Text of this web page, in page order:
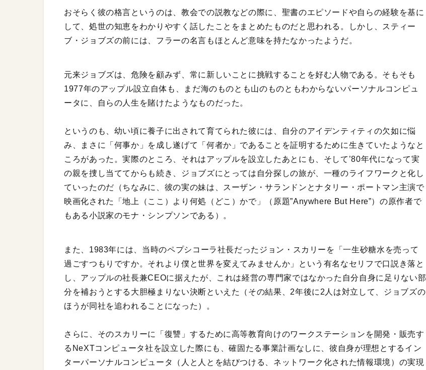
おそらく彼の格言というのは、教会での説教などの際に、聖書のエピソードや自らの経験を基に
して、処世の知恵をわかりやすく話したことをまとめたものだと思われる。しかし、スティー
ブ・ジョブズの前には、フラーの名言もほとんど意味を持たなかったようだ。
元来ジョブズは、危険を顧みず、常に新しいことに挑戦することを好む人物である。そもそも
1977年のアップル設立自体も、まだ海のものとも山のものともわからないパーソナルコンピュ
ータに、自らの人生を賭けたようなものだった。
というのも、幼い頃に養子に出されて育てられた彼には、自分のアイデンティティの欠如に悩
み、まさに「何事か」を成し遂げて「何者か」であることを証明するために生きていたようなと
ころがあった。実際のところ、それはアップルを設立したあとにも、そして’80年代になって実
の親を捜し当ててからも続き、ジョブズにとっては自分探しの旅が、一種のライフワークと化し
ていったのだ（ちなみに、彼の実の妹は、スーザン・サランドンとナタリー・ポートマン主演で
映画化された「地上（ここ）より何処（どこ）かで」（原題”Anywhere But Here”）の原作者で
もある小説家のモナ・シンプソンである）。
また、1983年には、当時のペプシコーラ社長だったジョン・スカリーを「一生砂糖水を売って
過ごすつもりですか。それより僕と世界を変えてみませんか」という有名なセリフで口説き落と
し、アップルの社長兼CEOに据えたが、これは経営の専門家ではなかった自分自身に足りない部
分を補おうとする大胆極まりない決断といえた（その結果、2年後に2人は対立して、ジョブズの
ほうが同社を追われることになった）。
さらに、そのスカリーに「復讐」するために高等教育向けのワークステーションを開発・販売す
るNeXTコンピュータ社を設立した際にも、確固たる事業計画なしに、彼自身が理想とするイン
ターパーソナルコンピュータ（人と人とを結びつける、ネットワーク化された情報環境）の実現